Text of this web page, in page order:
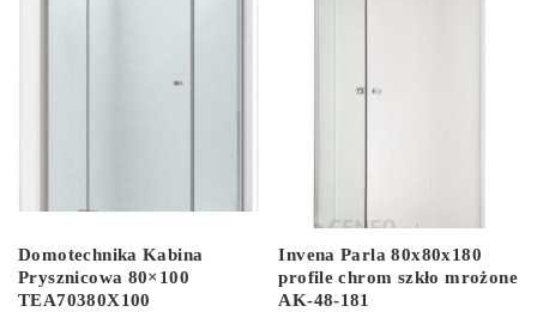
Domotechnika Kabina
Prysznicowa 80×100
TEA70380X100
Invena Parla 80x80x180
profile chrom szkło mrożone
AK-48-181